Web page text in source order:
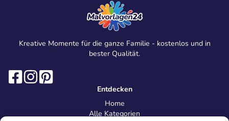
Kreative Momente für die ganze Familie - kostenlos und in
bester Qualität.
Entdecken
Home
Alle Kategorien